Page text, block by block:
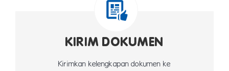
KIRIM DOKUMEN
Kirimkan kelengkapan dokumen ke